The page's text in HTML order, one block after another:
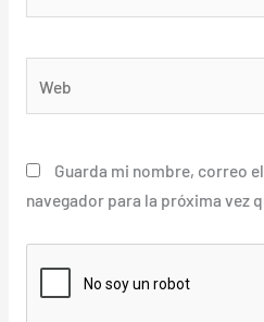
Guarda mi nombre, correo
navegador para la próxima vez